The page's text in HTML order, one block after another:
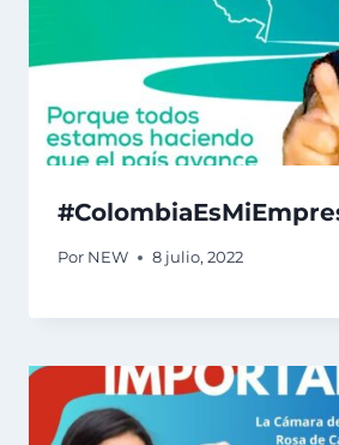
Por NEW 8 julio, 2022